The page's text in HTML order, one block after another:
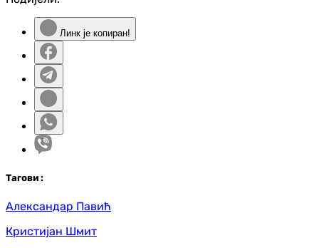
Линк је копиран!
Тагови :
Александар Павић
Кристијан Шмит